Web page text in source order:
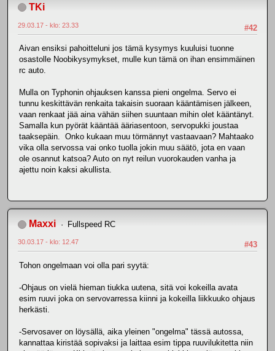
TKi
#42
29.03.17 - klo: 23.33
Aivan ensiksi pahoitteluni jos tämä kysymys kuuluisi tuonne
osastolle Noobikysymykset, mulle kun tämä on ihan ensimmäinen
rc auto.
Mulla on Typhonin ohjauksen kanssa pieni ongelma. Servo ei
tunnu keskittävän renkaita takaisin suoraan kääntämisen jälkeen,
vaan renkaat jää aina vähän siihen suuntaan mihin olet kääntänyt.
Samalla kun pyörät kääntää ääriasentoon, servopukki joustaa
taaksepäin. Onko kukaan muu törmännyt vastaavaan? Mahtaako
vika olla servossa vai onko tuolla jokin muu säätö, jota en vaan
ole osannut katsoa? Auto on nyt reilun vuorokauden vanha ja
ajettu noin kaksi akullista.
Maxxi Fullspeed RC
#43
30.03.17 - klo: 12.47
Tohon ongelmaan voi olla pari syytä:
-Ohjaus on vielä hieman tiukka uutena, sitä voi kokeilla avata
esim ruuvi joka on servovarressa kiinni ja kokeilla liikkuuko ohjaus
herkästi.
-Servosaver on löysällä, aika yleinen "ongelma" tässä autossa,
kannattaa kiristää sopivaksi ja laittaa esim tippa ruuvilukitetta niin